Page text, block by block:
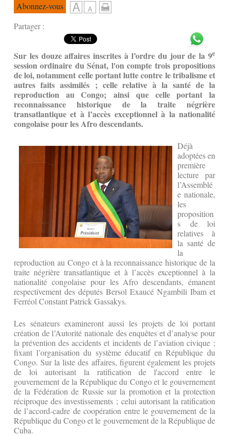
Abonnez-vous
Partager :
Sur les douze affaires inscrites à l’ordre du jour de la 9e
session ordinaire du Sénat, l'on compte trois propositions
de loi, notamment celle portant lutte contre le tribalisme et
autres faits assimilés ; celle relative à la santé de la
reproduction au Congo; ainsi que celle portant la
reconnaissance historique de la traite négrière
transatlantique et à l’accès exceptionnel à la nationalité
congolaise pour les Afro descendants.
Déjà
adoptées en
première
lecture par
l’Assemblé
e nationale,
les
proposition
s de loi
relatives à
la santé de
la
reproduction au Congo et à la reconnaissance historique de la
traite négrière transatlantique et à l’accès exceptionnel à la
nationalité congolaise pour les Afro descendants, émanent
respectivement des députés Bersol Exaucé Ngambili Ibam et
Ferréol Constant Patrick Gassakys.
Les sénateurs examineront aussi les projets de loi portant
création de l’Autorité nationale des enquêtes et d’analyse pour
la prévention des accidents et incidents de l’aviation civique ;
fixant l’organisation du système éducatif en République du
Congo. Sur la liste des affaires, figurent également les projets
de loi autorisant la ratification de l'accord entre le
gouvernement de la République du Congo et le gouvernement
de la Fédération de Russie sur la promotion et la protection
réciproque des investissements ; celui autorisant la ratification
de l’accord-cadre de coopération entre le gouvernement de la
République du Congo et le gouvernement de la République de
Cuba.